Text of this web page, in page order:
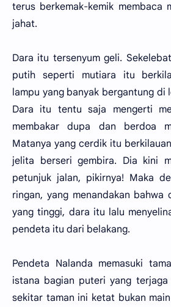
terus berkemak-kemik membaca
jahat.
Dara itu tersenyum geli.
putih seperti mutiara itu
lampu yang banyak bergantung di
Dara itu tentu saja mengerti
membakar dupa dan berdoa
Matanya yang cerdik itu
jelita berseri gembira. Dia kini
petunjuk jalan, pikirnya! Maka
ringan, yang menandakan bahwa
yang tinggi, dara itu lalu
pendeta itu dari belakang.
Pendeta Nalanda memasuki
istana bagian puteri yang terjaga
sekitar taman ini ketat bukan